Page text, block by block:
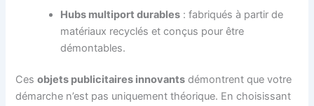
Hubs multiport durables : fabriqués à partir de
matériaux recyclés et conçus pour être
démontables.
Cesobjets publicitaires innovants démontrent que votre
démarche n’est pas uniquement théorique. En choisissant